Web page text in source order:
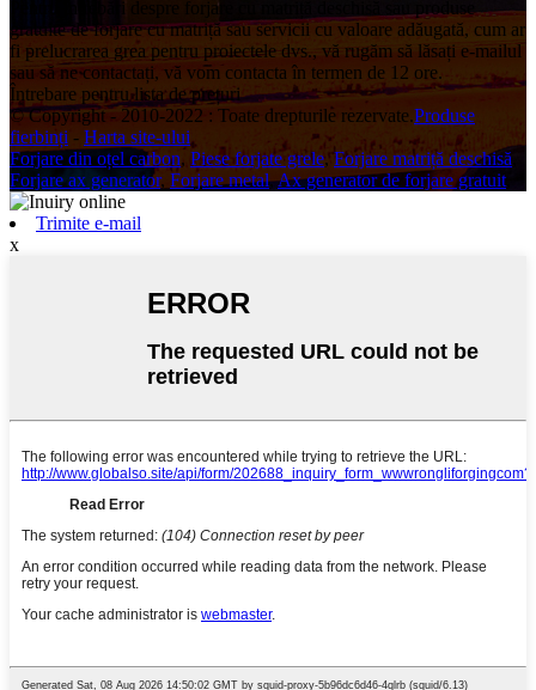
Pentru întrebări despre forjare cu matriță deschisă sau produse
gratuite de forjare cu matriță sau servicii cu valoare adăugată, cum ar
fi prelucrarea grea pentru proiectele dvs., vă rugăm să lăsați e-mailul
sau să ne contactați, vă vom contacta în termen de 12 ore.
Întrebare pentru lista de prețuri
© Copyright - 2010-2022 : Toate drepturile rezervate.Produse
fierbinți - Harta site-ului
Forjare din oțel carbon, Piese forjate grele, Forjare matriță deschisă
Forjare ax generator, Forjare metal,Ax generator de forjare gratuit
Trimite e-mail
x